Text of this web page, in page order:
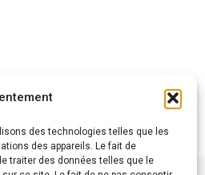
des technologies telles que les
des appareils. Le fait de
traiter des données telles que le